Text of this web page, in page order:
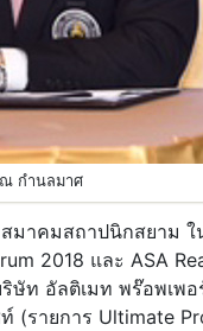
กำนลมาศ
าคมสถาปนิกสยาม ใ
2018 และ ASA
ท อัลติเมท พร๊อพเพอ
(รายการ Ultimate